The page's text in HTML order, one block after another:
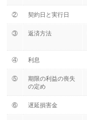
② 契約日と実行日
③ 返済方法
④ 利息
⑤
期限の利益の喪失
の定め
⑥ 遅延損害金